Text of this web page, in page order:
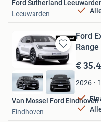
Ford Sutherland
Leeuwarden
Bewaren
in
Mijn
Favorieten
Ford
Range
€
2026
Van Mossel Ford Eindhoven
Eindhoven